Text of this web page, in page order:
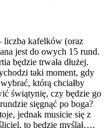
liczba kafelków (oraz
jest do owych 15 rund.
będzie trwała dłużej.
taki moment, gdy
którą chciałby
świątynię, czy będzie go
sięgnąć po boga?
jednak musicie się z
to będzie myślał….